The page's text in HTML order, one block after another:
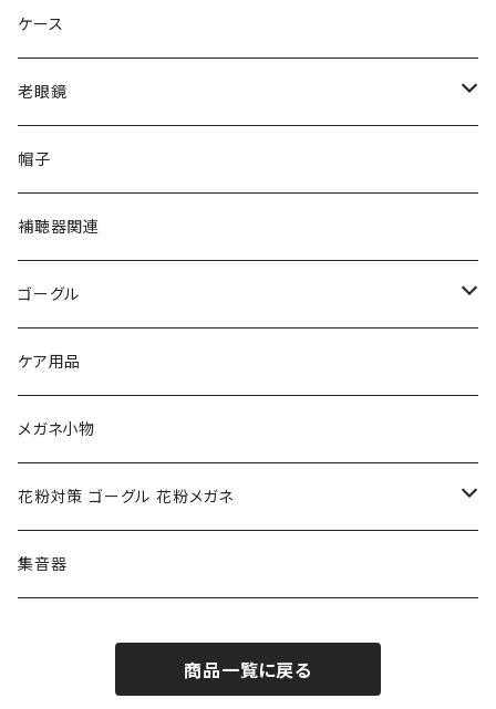
gucci グッチ
VivienneWestwood ヴィヴィアン
PAGE BOY ページボーイ
フルラ FURLA
トムフォード TOM FORD
NIKE ナイキ
クロエ chloe
ポリス POLICE
adidas アディダス
CHARME (シャルム)
Ray-Ban レイバン
gucci グッチ
VivienneWestwood ヴィヴィアン
FURLA フルラ
トムフォード TOM FORD
Oakley オークリー
renoma レノマ
RODEN STOCK ローデンストック
アーバンリサーチ URBAN RESEARCH
ポロ ラルフローレン Polo Ralph Lauren
ケース
老眼鏡
エッシェンバッハ Eschenbach
PORSCHE DESIGN ポルシェデザイン
ルーペ
帽子
補聴器関連
ゴーグル
アックス AXE
花粉対策ゴーグル
度つき対応ゴーグル
コンバース CONVERSE
ケア用品
メガネ小物
花粉対策 ゴーグル 花粉メガネ
S-size
集音器
商品一覧に戻る